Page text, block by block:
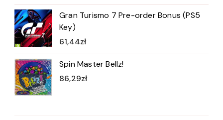
Gran Turismo 7 Pre-order Bonus (PS5
Key)
61,44zł
Spin Master Bellz!
86,29zł